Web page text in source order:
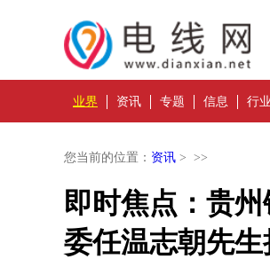
业界 资讯 专题 信息 行业
您当前的位置： 资讯 > >>
即时焦点：贵
委任温志朝先